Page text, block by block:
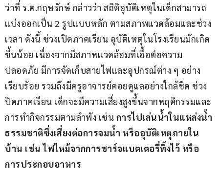
ว่าที่ ร.ต.กฤษรักษ์ กล่าวว่า สถิติอุบัติเหตุในเด็กสามารถ
แบ่งออกเป็น 2 รูปแบบหลัก ตามสภาพแวดล้อมและช่วง
เวลา ดังนี้ ช่วงเปิดภาคเรียน อุบัติเหตุในโรงเรียนมักเกิด
ขึ้นน้อย เนื่องจากมีสภาพแวดล้อมที่เอื้อต่อความ
ปลอดภัย มีการจัดเก็บสายไฟและอุปกรณ์ต่าง ๆ อย่าง
เรียบร้อย รวมถึงมีครูอาจารย์คอยดูแลอย่างใกล้ชิด ช่วง
ปิดภาคเรียน เด็กจะมีความเสี่ยงสูงขึ้นจากพฤติกรรมและ
การทำกิจกรรมตามลำพัง เช่น การไปเล่นน้ำในแหล่งน้ำ
ธรรมชาติซึ่งเสี่ยงต่อการจมน้ำ หรืออุบัติเหตุภายใน
บ้าน เช่น ไฟไหม้จากการชาร์จแบตเตอรี่ทิ้งไว้ หรือ
การประกอบอาหาร